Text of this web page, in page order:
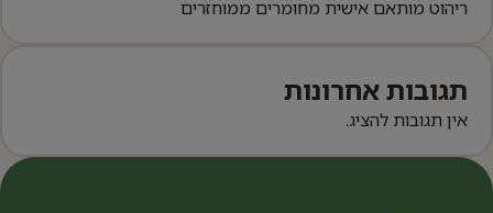
ריהוט מותאם אישית מחומרים ממוחזרים
תגובות אחרונות
אין תגובות להציג.